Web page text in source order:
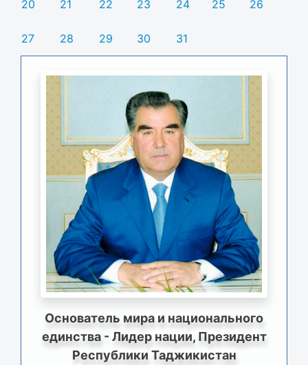
20 21 22 23 24 25 26
27 28 29 30 31
Основатель мира и национального
единства - Лидер нации, Президент
Республики Таджикистан